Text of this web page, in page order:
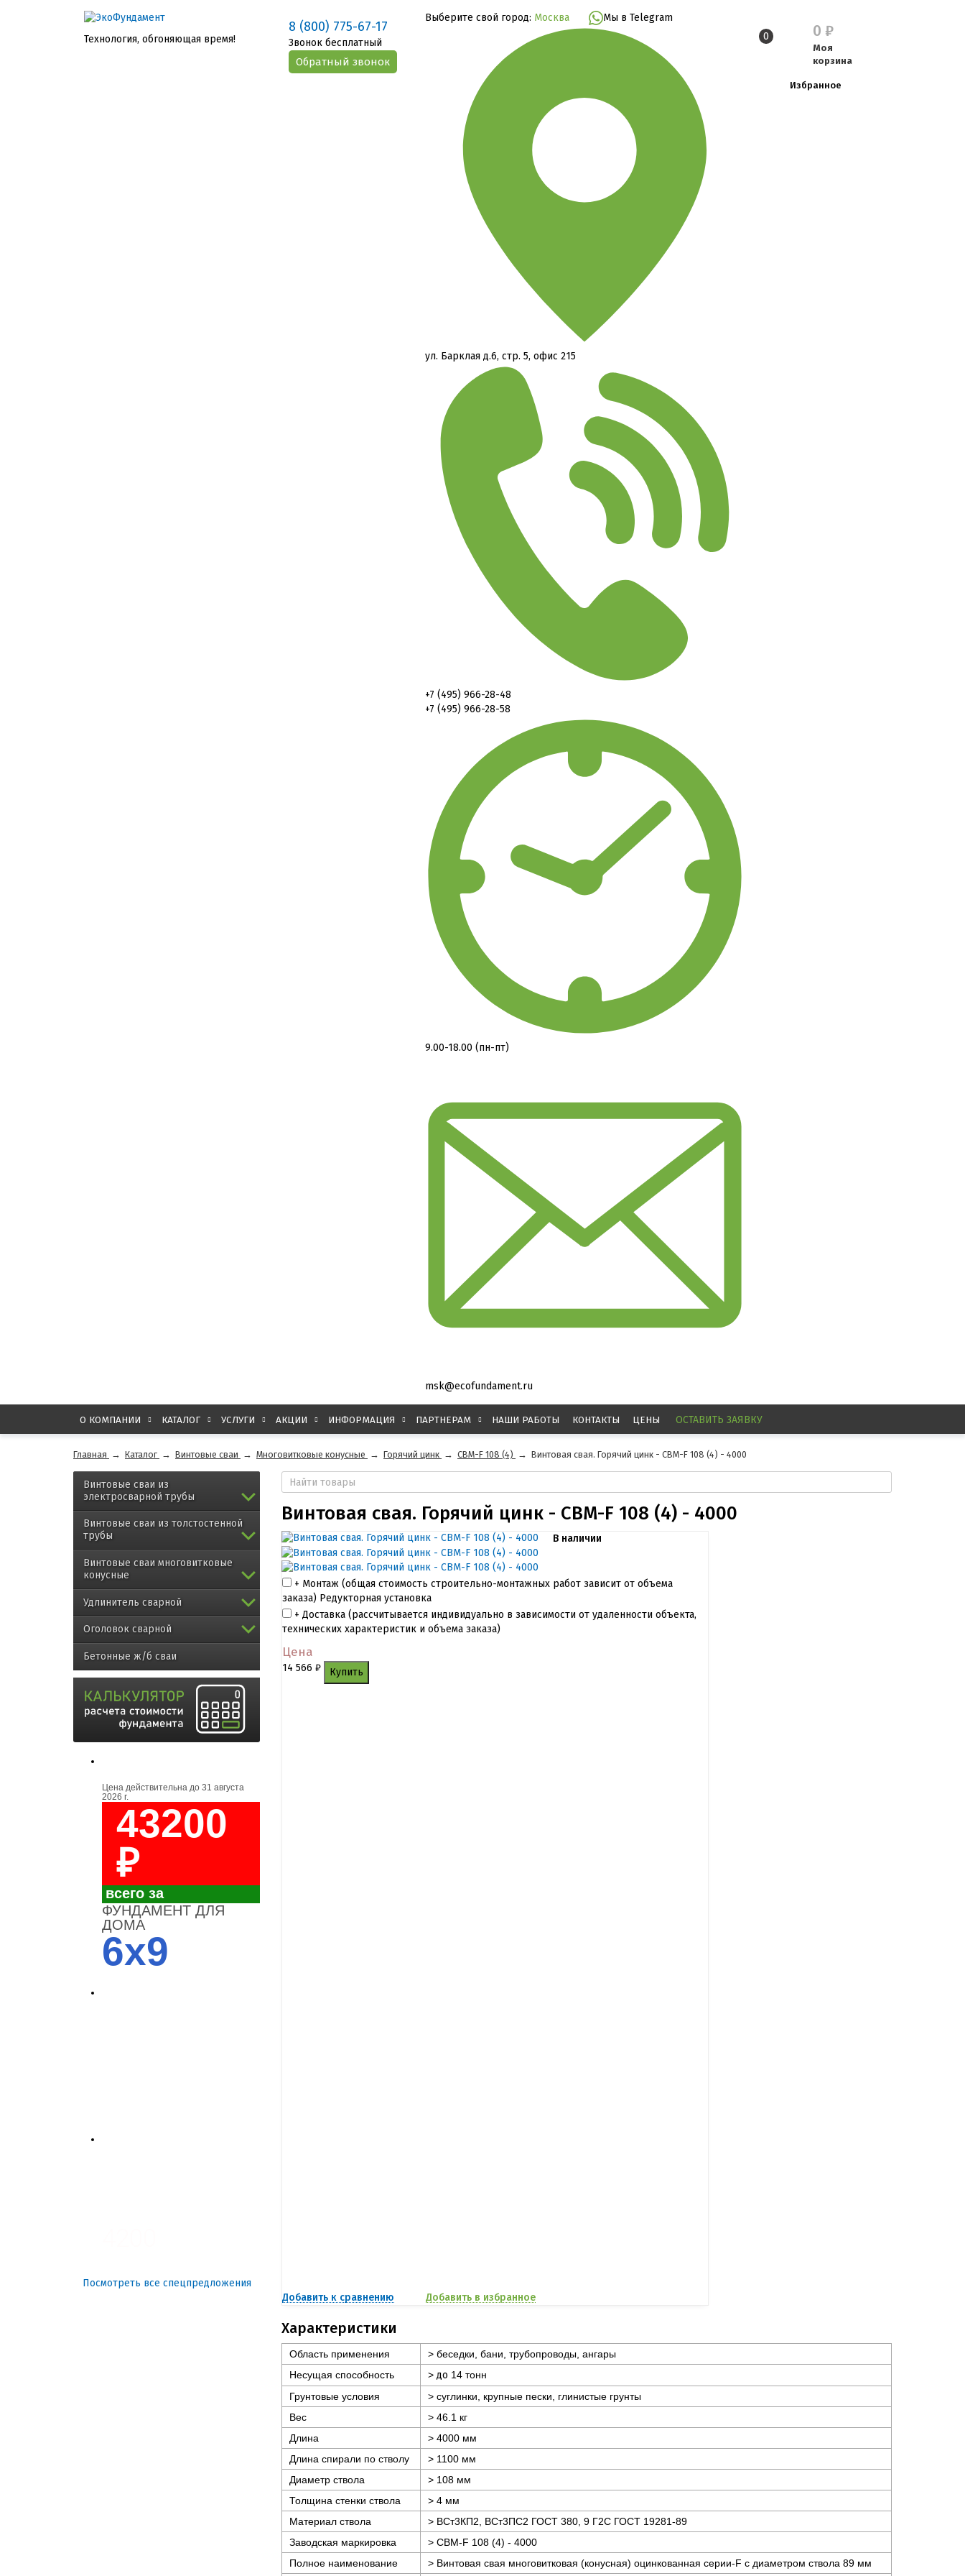
Технология, обгоняющая время!
8 (800) 775-67-17
Звонок бесплатный
Выберите свой город: Москва Мы в Telegram
ул. Барклая д.6, стр. 5, офис 215
+7 (495) 966-28-48
+7 (495) 966-28-58
9.00-18.00 (пн-пт)
msk@ecofundament.ru
0 0 ₽
Моя
корзина
Избранное
О КОМПАНИИ КАТАЛОГ УСЛУГИ АКЦИИ ИНФОРМАЦИЯ ПАРТНЕРАМ НАШИ РАБОТЫ КОНТАКТЫ ЦЕНЫ ОСТАВИТЬ ЗАЯВКУ
Главная → Каталог → Винтовые сваи → Многовитковые конусные → Горячий цинк → СВМ-F 108 (4) → Винтовая свая. Горячий цинк - СВМ-F 108 (4) - 4000
Винтовые сваи из
электросварной трубы
Винтовые сваи из толстостенной
трубы
Винтовые сваи многовитковые
конусные
Удлинитель сварной
Оголовок сварной
Бетонные ж/б сваи
Цена действительна до 31 августа
2026 г.
43200
₽
всего за
ФУНДАМЕНТ ДЛЯ
ДОМА
6x9
Посмотреть все спецпредложения
Винтовая свая. Горячий цинк - СВМ-F 108 (4) - 4000
В наличии
+ Монтаж (общая cтоимость строительно-монтажных работ зависит от объема
заказа) Редукторная установка
+ Доставка (рассчитывается индивидуально в зависимости от удаленности объекта,
технических характеристик и объема заказа)
Цена
14 566 ₽ Купить
Добавить к сравнению Добавить в избранное
Характеристики
Область применения
> беседки, бани, трубопроводы, ангары
Несущая способность
> до 14 тонн
Грунтовые условия
> суглинки, крупные пески, глинистые грунты
Вес
> 46.1 кг
Длина
> 4000 мм
Длина спирали по стволу
> 1100 мм
Диаметр ствола
> 108 мм
Толщина стенки ствола
> 4 мм
Материал ствола
> ВСт3КП2, ВСт3ПС2 ГОСТ 380, 9 Г2С ГОСТ 19281-89
Заводская маркировка
> СВМ-F 108 (4) - 4000
Полное наименование
> Винтовая свая многовитковая (конусная) оцинкованная серии-F с диаметром ствола 89 мм